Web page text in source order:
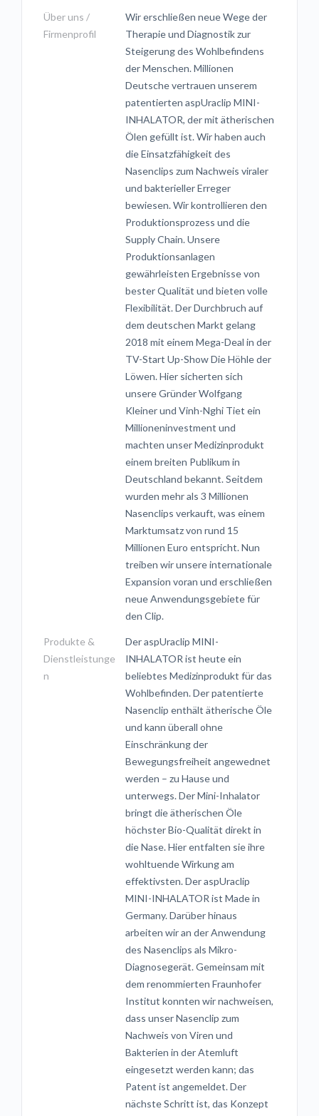
Über uns /
Firmenprofil
Wir erschließen neue Wege der
Therapie und Diagnostik zur
Steigerung des Wohlbefindens
der Menschen. Millionen
Deutsche vertrauen unserem
patentierten aspUraclip MINI-
INHALATOR, der mit ätherischen
Ölen gefüllt ist. Wir haben auch
die Einsatzfähigkeit des
Nasenclips zum Nachweis viraler
und bakterieller Erreger
bewiesen. Wir kontrollieren den
Produktionsprozess und die
Supply Chain. Unsere
Produktionsanlagen
gewährleisten Ergebnisse von
bester Qualität und bieten volle
Flexibilität. Der Durchbruch auf
dem deutschen Markt gelang
2018 mit einem Mega-Deal in der
TV-Start Up-Show Die Höhle der
Löwen. Hier sicherten sich
unsere Gründer Wolfgang
Kleiner und Vinh-Nghi Tiet ein
Millioneninvestment und
machten unser Medizinprodukt
einem breiten Publikum in
Deutschland bekannt. Seitdem
wurden mehr als 3 Millionen
Nasenclips verkauft, was einem
Marktumsatz von rund 15
Millionen Euro entspricht. Nun
treiben wir unsere internationale
Expansion voran und erschließen
neue Anwendungsgebiete für
den Clip.
Produkte &
Dienstleistunge
n
Der aspUraclip MINI-
INHALATOR ist heute ein
beliebtes Medizinprodukt für das
Wohlbefinden. Der patentierte
Nasenclip enthält ätherische Öle
und kann überall ohne
Einschränkung der
Bewegungsfreiheit angewednet
werden – zu Hause und
unterwegs. Der Mini-Inhalator
bringt die ätherischen Öle
höchster Bio-Qualität direkt in
die Nase. Hier entfalten sie ihre
wohltuende Wirkung am
effektivsten. Der aspUraclip
MINI-INHALATOR ist Made in
Germany. Darüber hinaus
arbeiten wir an der Anwendung
des Nasenclips als Mikro-
Diagnosegerät. Gemeinsam mit
dem renommierten Fraunhofer
Institut konnten wir nachweisen,
dass unser Nasenclip zum
Nachweis von Viren und
Bakterien in der Atemluft
eingesetzt werden kann; das
Patent ist angemeldet. Der
nächste Schritt ist, das Konzept